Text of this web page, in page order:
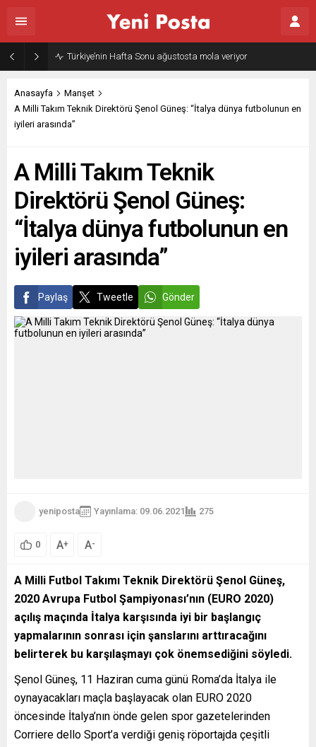
Gazze’nin geleceği: Teknokratik kontrol mü, kolonializm mi?
Anasayfa
Manşet
A Milli Takım Teknik Direktörü Şenol Güneş: “İtalya dünya futbolunun en
iyileri arasında”
A Milli Takım Teknik
Direktörü Şenol Güneş:
“İtalya dünya futbolunun en
iyileri arasında”
Paylaş Tweetle Gönder
yeniposta Yayınlama: 09.06.2021 275
0 A+ A-
A Milli Futbol Takımı Teknik Direktörü Şenol Güneş,
2020 Avrupa Futbol Şampiyonası’nın (EURO 2020)
açılış maçında İtalya karşısında iyi bir başlangıç
yapmalarının sonrası için şanslarını arttıracağını
belirterek bu karşılaşmayı çok önemsediğini söyledi.
Şenol Güneş, 11 Haziran cuma günü Roma’da İtalya ile
oynayacakları maçla başlayacak olan EURO 2020
öncesinde İtalya’nın önde gelen spor gazetelerinden
Corriere dello Sport’a verdiği geniş röportajda çeşitli